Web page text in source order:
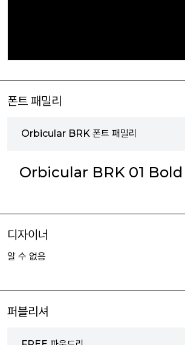
폰트 패밀리
Orbicular BRK 폰트 패밀리
Orbicular BRK 01 Bold
디자이너
알 수 없음
퍼블리셔